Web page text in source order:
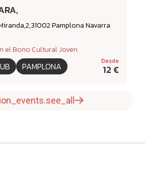
Pamplona Navarra
el Bono Cultural Joven
PAMPLONA Desde
12 €